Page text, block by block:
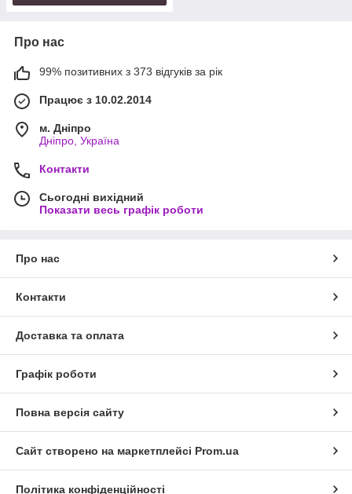
Про нас
99% позитивних з 373 відгуків за рік
Працює з 10.02.2014
м. Дніпро
Дніпро, Україна
Контакти
Сьогодні вихідний
Показати весь графік роботи
Про нас
Контакти
Доставка та оплата
Графік роботи
Повна версія сайту
Сайт створено на маркетплейсі Prom.ua
Політика конфіденційності